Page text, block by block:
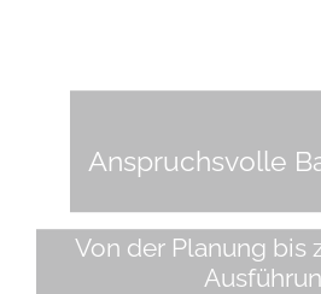
Anspruchsvolle
Von der Planung bis